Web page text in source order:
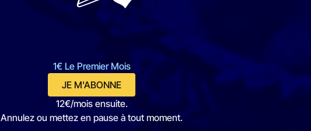
1€ Le Premier Mois
JE M'ABONNE
12€/mois ensuite.
Annulez ou mettez en pause à tout moment.